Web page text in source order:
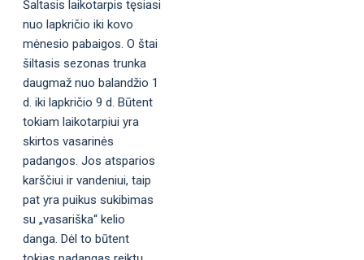
Šaltasis laikotarpis tęsiasi
nuo lapkričio iki kovo
mėnesio pabaigos. O štai
šiltasis sezonas trunka
daugmaž nuo balandžio 1
d. iki lapkričio 9 d. Būtent
tokiam laikotarpiui yra
skirtos vasarinės
padangos. Jos atsparios
karščiui ir vandeniui, taip
pat yra puikus sukibimas
su „vasariška“ kelio
danga. Dėl to būtent